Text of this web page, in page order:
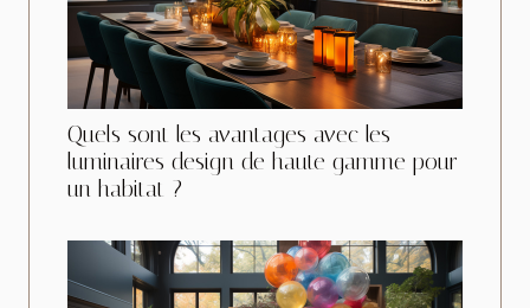
Quels sont les avantages avec les
luminaires design de haute gamme pour
un habitat ?